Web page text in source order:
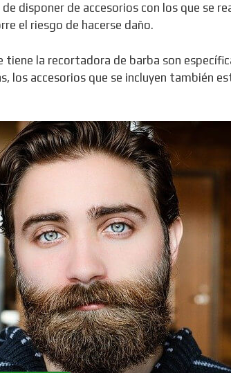
disponer de accesorios con los que se
el riesgo de hacerse daño.
tiene la recortadora de barba son
los accesorios que se incluyen también